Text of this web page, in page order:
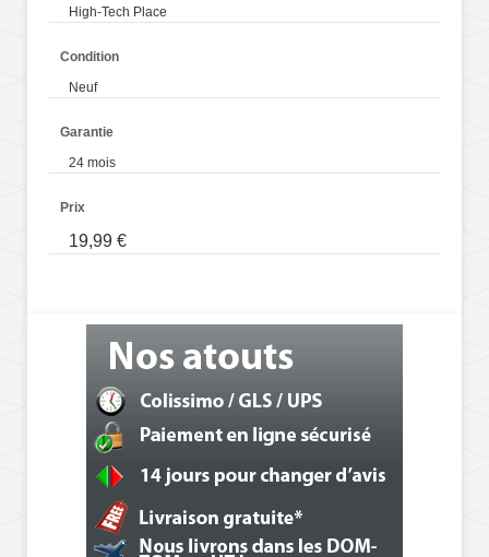
High-Tech Place
Condition
Neuf
Garantie
24 mois
Prix
19,99 €